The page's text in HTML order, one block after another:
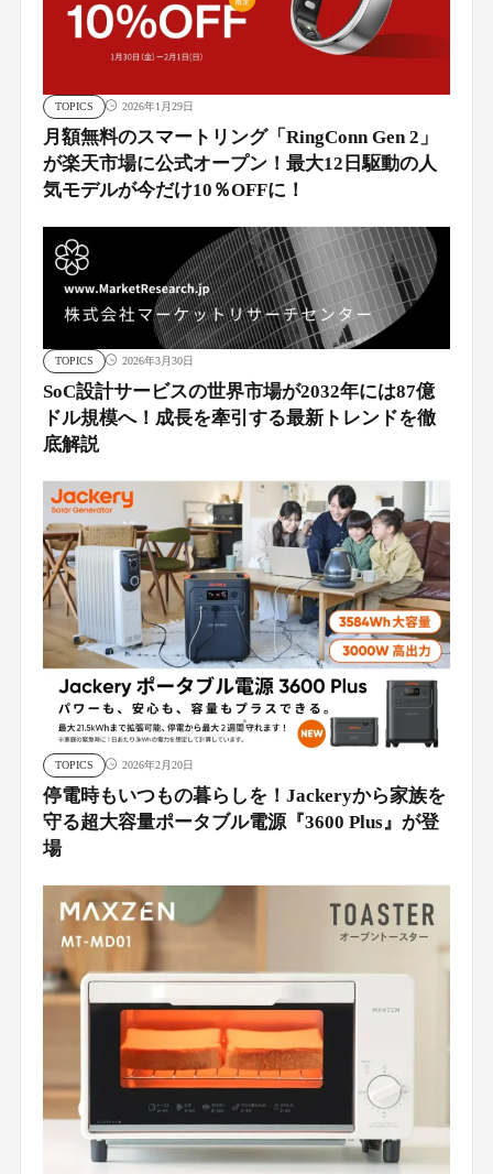
TOPICS 2026年1月29日
月額無料のスマートリング「RingConn Gen 2」
が楽天市場に公式オープン！最大12日駆動の人
気モデルが今だけ10％OFFに！
TOPICS 2026年3月30日
SoC設計サービスの世界市場が2032年には87億
ドル規模へ！成長を牽引する最新トレンドを徹
底解説
TOPICS 2026年2月20日
停電時もいつもの暮らしを！Jackeryから家族を
守る超大容量ポータブル電源『3600 Plus』が登
場